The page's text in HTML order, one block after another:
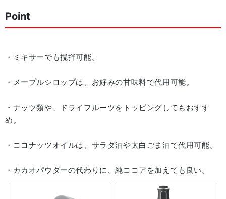
Point
・ミキサーでも撹拌可能。
・メープルシロップは、お好みの甘味料で代用可能。
・ナッツ類や、ドライフルーツをトッピングしてもおすす
め。
・ココナッツオイルは、サラダ油や太白ごま油で代用可能。